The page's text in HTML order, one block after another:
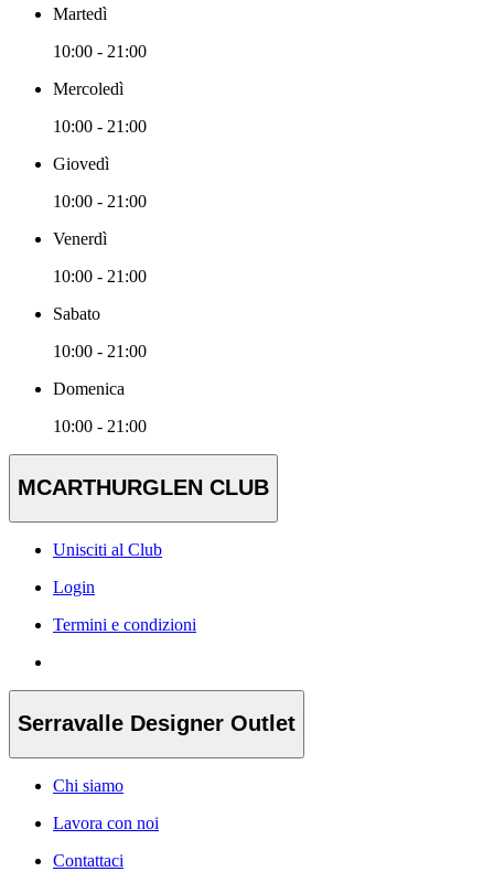
Martedì
10:00 - 21:00
Mercoledì
10:00 - 21:00
Giovedì
10:00 - 21:00
Venerdì
10:00 - 21:00
Sabato
10:00 - 21:00
Domenica
10:00 - 21:00
MCARTHURGLEN CLUB
Unisciti al Club
Login
Termini e condizioni
Serravalle Designer Outlet
Chi siamo
Lavora con noi
Contattaci